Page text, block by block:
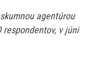
agentúrou
respondentov, v júni